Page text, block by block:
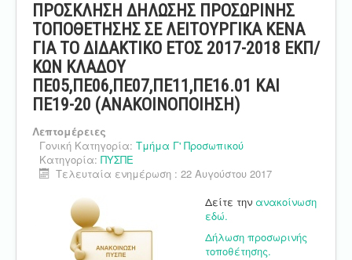
ΠΡΟΣΚΛΗΣΗ ΔΗΛΩΣΗΣ ΠΡΟΣΩΡΙΝΗΣ
ΤΟΠΟΘΕΤΗΣΗΣ ΣΕ ΛΕΙΤΟΥΡΓΙΚΑ ΚΕΝΑ
ΓΙΑ ΤΟ ΔΙΔΑΚΤΙΚΟ ΕΤΟΣ 2017-2018 ΕΚΠ/
ΚΩΝ ΚΛΑΔΟΥ
ΠΕ05,ΠΕ06,ΠΕ07,ΠΕ11,ΠΕ16.01 ΚΑΙ
ΠΕ19-20 (ΑΝΑΚΟΙΝΟΠΟΙΗΣΗ)
Λεπτομέρειες
Γονική Κατηγορία: Τμήμα Γ' Προσωπικού
Κατηγορία: ΠΥΣΠΕ
Τελευταία ενημέρωση : 22 Αυγούστου 2017
Δείτε την ανακοίνωση
εδώ.
Δήλωση προσωρινής
τοποθέτησης.